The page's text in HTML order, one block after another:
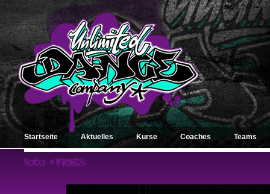
Startseite Aktuelles Kurse Coaches Teams